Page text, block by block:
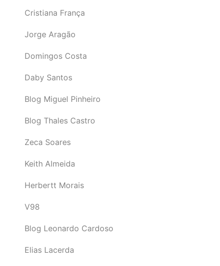
Cristiana França
Jorge Aragão
Domingos Costa
Daby Santos
Blog Miguel Pinheiro
Blog Thales Castro
Zeca Soares
Keith Almeida
Herbertt Morais
V98
Blog Leonardo Cardoso
Elias Lacerda